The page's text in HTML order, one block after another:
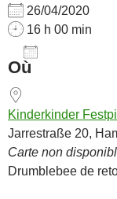
26/04/2020
16 h 00 min
Où
Kinderkinder
Jarrestraße 20,
Carte non
Drumblebee de